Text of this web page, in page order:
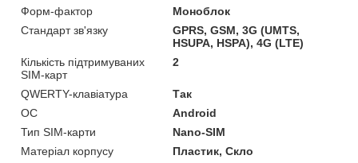
Форм-фактор
Моноблок
Стандарт зв'язку
GPRS, GSM, 3G (UMTS,
HSUPA, HSPA), 4G (LTE)
Кількість підтримуваних
SIM-карт
2
QWERTY-клавіатура
Так
ОС
Android
Тип SIM-карти
Nano-SIM
Матеріал корпусу
Пластик, Скло